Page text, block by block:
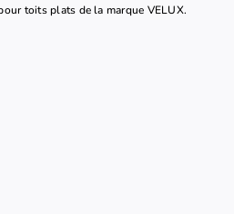
toits plats de la marque VELUX.